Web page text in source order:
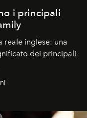
i principali
reale inglese: una
dei principali